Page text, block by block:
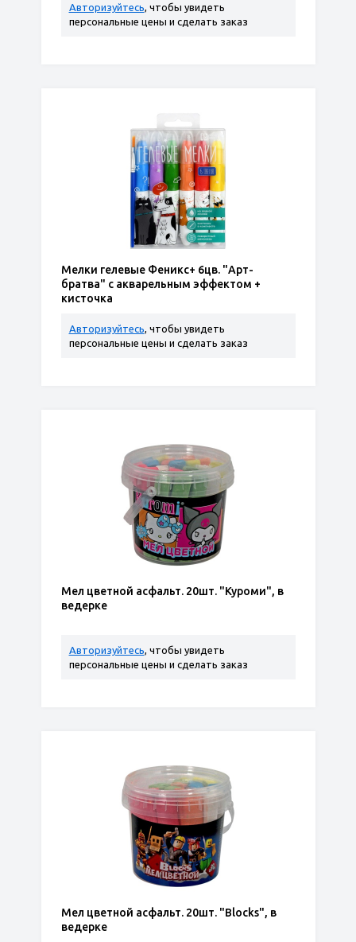
Авторизуйтесь, чтобы увидеть
персональные цены и сделать заказ
Мелки гелевые Феникс+ 6цв. "Арт-
братва" с акварельным эффектом +
кисточка
Авторизуйтесь, чтобы увидеть
персональные цены и сделать заказ
Мел цветной асфальт. 20шт. "Куроми", в
ведерке
Авторизуйтесь, чтобы увидеть
персональные цены и сделать заказ
Мел цветной асфальт. 20шт. "Blocks", в
ведерке